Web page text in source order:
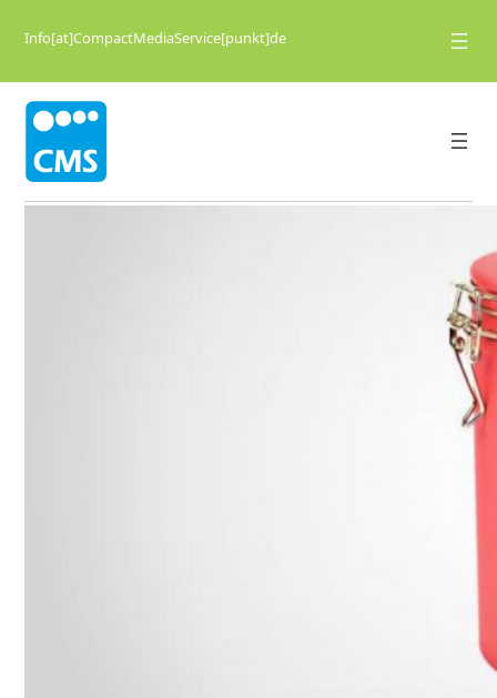
Info[at]CompactMediaService[punkt]de